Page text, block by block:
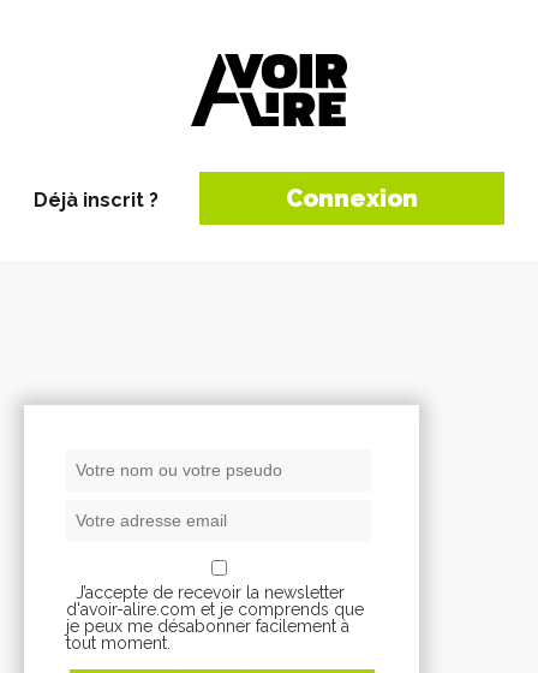
Déjà inscrit ? Connexion
J’accepte de recevoir la newsletter
d'avoir-alire.com et je comprends que
je peux me désabonner facilement à
tout moment.